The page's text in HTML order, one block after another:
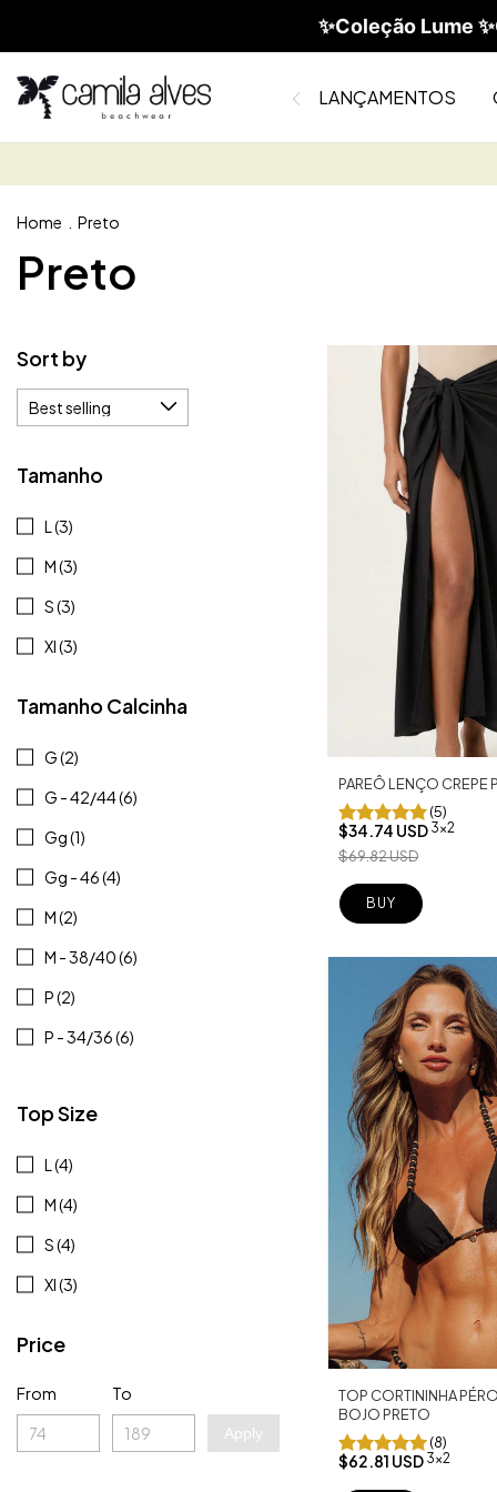
✨Coleção Lume
LANÇAMENTOS
Home Preto
Preto
Sort by
Tamanho
L (3)
M (3)
S (3)
Xl (3)
Tamanho Calcinha
G (2)
G - 42/44 (6)
Gg (1)
Gg - 46 (4)
M (2)
M - 38/40 (6)
P (2)
P - 34/36 (6)
Top Size
L (4)
M (4)
S (4)
Xl (3)
Price
From To
Apply
PAREÔ LENÇO CREPE
(5)
$34.74 USD 3x2
$69.82 USD
TOP CORTININHA
BOJO PRETO
(8)
$62.81 USD 3x2